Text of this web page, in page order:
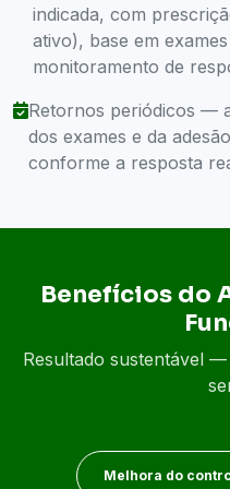
indicada, com
ativo), base em
monitoramento de
Retornos periódicos —
dos exames e da
conforme a resposta
Benefícios do
Resultado sustentável
Melhora do